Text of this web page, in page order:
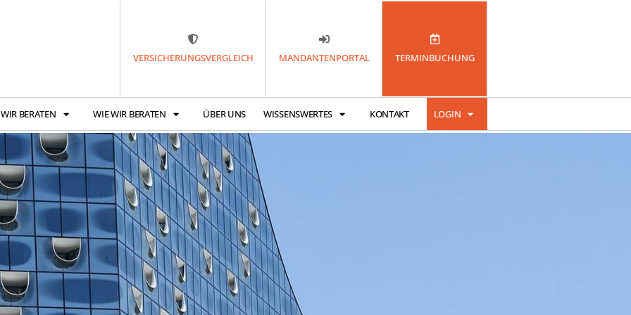
VERSICHERUNGSVERGLEICH MANDANTENPORTAL TERMINBUCHUNG
BERATEN WIE WIR BERATEN ÜBER UNS WISSENSWERTES KONTAKT LOGIN